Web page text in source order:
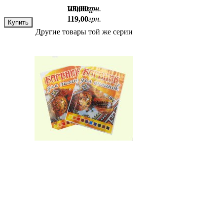
25,00грн.
Купить 119,00грн.
100,00грн.
Купить
Другие товары той же серии